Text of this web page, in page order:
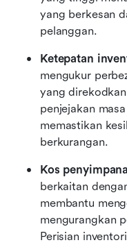
yang berkesan
pelanggan.
Ketepatan
mengukur
yang
penjejakan
memastikan
berkurangan.
Kos
berkaitan
membantu
mengurangkan
Perisian